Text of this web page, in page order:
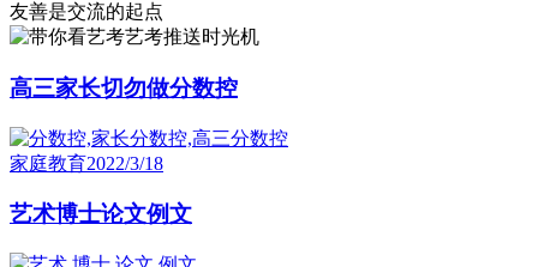
友善是交流的起点
艺考推送时光机
高三家长切勿做分数控
家庭教育2022/3/18
艺术博士论文例文